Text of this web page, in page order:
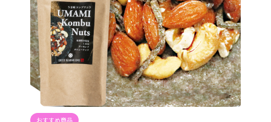
おすすめ商品